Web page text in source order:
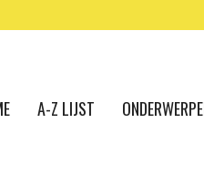
A-Z LIJST